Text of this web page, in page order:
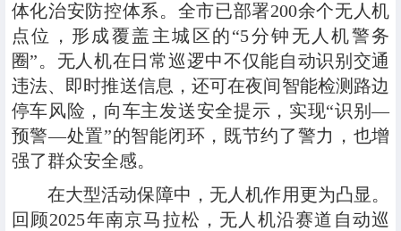
体化治安防控体系。全市已部署200余个无人机
点位，形成覆盖主城区的“5分钟无人机警务
圈”。无人机在日常巡逻中不仅能自动识别交通
违法、即时推送信息，还可在夜间智能检测路边
停车风险，向车主发送安全提示，实现“识别—
预警—处置”的智能闭环，既节约了警力，也增
强了群众安全感。
在大型活动保障中，无人机作用更为凸显。
回顾2025年南京马拉松，无人机沿赛道自动巡